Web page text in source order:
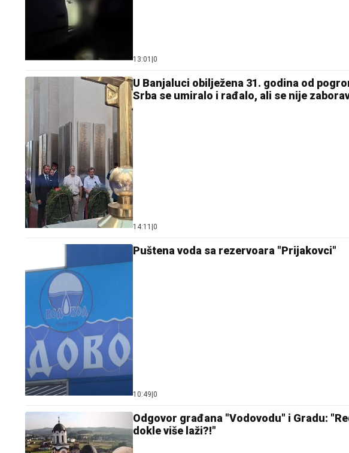
13:01 0
U Banjaluci obilježena 31. godina od
Srba se umiralo i rađalo, ali se nije
14:11 0
Puštena voda sa rezervoara "Prijakovci"
10:49 0
Odgovor građana "Vodovodu" i Gradu:
dokle više laži?!"